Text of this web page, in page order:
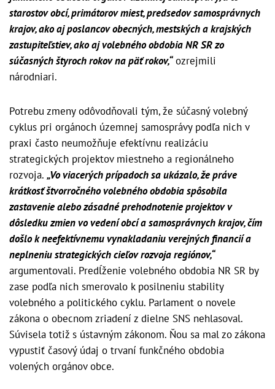
starostov obcí, primátorov miest, predsedov samosprávnych
krajov, ako aj poslancov obecných, mestských a krajských
zastupiteľstiev, ako aj volebného obdobia NR SR zo
súčasných štyroch rokov na päť rokov,“ozrejmili
národniari.
Potrebu zmeny odôvodňovali tým, že súčasný volebný
cyklus pri orgánoch územnej samosprávy podľa nich v
praxi často neumožňuje efektívnu realizáciu
strategických projektov miestneho a regionálneho
rozvoja. „Vo viacerých prípadoch sa ukázalo, že práve
krátkosť štvorročného volebného obdobia spôsobila
zastavenie alebo zásadné prehodnotenie projektov v
dôsledku zmien vo vedení obcí a samosprávnych krajov, čím
došlo k neefektívnemu vynakladaniu verejných financií a
neplneniu strategických cieľov rozvoja regiónov,“
argumentovali. Predĺženie volebného obdobia NR SR by
zase podľa nich smerovalo k posilneniu stability
volebného a politického cyklu. Parlament o novele
zákona o obecnom zriadení z dielne SNS nehlasoval.
Súvisela totiž s ústavným zákonom. Ňou sa mal zo zákona
vypustiť časový údaj o trvaní funkčného obdobia
volených orgánov obce.